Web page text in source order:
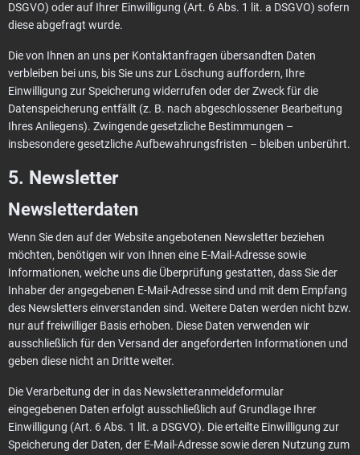
DSGVO) oder auf Ihrer Einwilligung (Art. 6 Abs. 1 lit. a DSGVO) sofern
diese abgefragt wurde.
Die von Ihnen an uns per Kontaktanfragen übersandten Daten
verbleiben bei uns, bis Sie uns zur Löschung auffordern, Ihre
Einwilligung zur Speicherung widerrufen oder der Zweck für die
Datenspeicherung entfällt (z. B. nach abgeschlossener Bearbeitung
Ihres Anliegens). Zwingende gesetzliche Bestimmungen –
insbesondere gesetzliche Aufbewahrungsfristen – bleiben unberührt.
5. Newsletter
Newsletter­daten
Wenn Sie den auf der Website angebotenen Newsletter beziehen
möchten, benötigen wir von Ihnen eine E-Mail-Adresse sowie
Informationen, welche uns die Überprüfung gestatten, dass Sie der
Inhaber der angegebenen E-Mail-Adresse sind und mit dem Empfang
des Newsletters einverstanden sind. Weitere Daten werden nicht bzw.
nur auf freiwilliger Basis erhoben. Diese Daten verwenden wir
ausschließlich für den Versand der angeforderten Informationen und
geben diese nicht an Dritte weiter.
Die Verarbeitung der in das Newsletteranmeldeformular
eingegebenen Daten erfolgt ausschließlich auf Grundlage Ihrer
Einwilligung (Art. 6 Abs. 1 lit. a DSGVO). Die erteilte Einwilligung zur
Speicherung der Daten, der E-Mail-Adresse sowie deren Nutzung zum